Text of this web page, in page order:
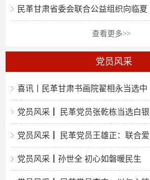
民革甘肃省委会联合公益组织向临夏
查看更多>>
党员风采
喜讯丨民革甘肃书画院翟相永当选中
党员风采┃ 民革党员张乾栋当选白银
党员风采┃ 民革党员王雄正：联合爱
党员风采┃孙世全 初心如磐暖民生